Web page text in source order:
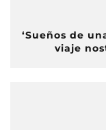
‘Sueños de
viaje